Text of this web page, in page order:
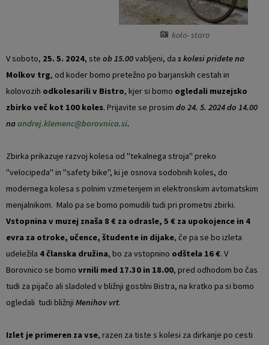
kolo- staro
V soboto, 25. 5. 2024, ste ob 15.00vabljeni, da s kolesi pridete na
Molkov trg, od koder bomo pretežno po barjanskih cestah in
kolovozih odkolesarili v Bistro, kjer si bomo ogledali muzejsko
zbirko več kot 100 koles. Prijavite se prosim do 24. 5. 2024 do 14.00
naandrej.klemenc@borovnica.si.
Zbirka prikazuje razvoj kolesa od "tekalnega stroja" preko
"velocipeda" in "safety bike", ki je osnova sodobnih koles, do
modernega kolesa s polnim vzmetenjem in elektronskim avtomatskim
menjalnikom. Malo pa se bomo pomudili tudi pri prometni zbirki.
Vstopnina v muzej znaša 8 € za odrasle, 5 € za upokojence in 4
evra za otroke, učence, študente in dijake, če pa se bo izleta
udeležila 4 članska družina, bo za vstopnino odštela 16 €. V
Borovnico se bomo vrnili med 17.30 in 18.00, pred odhodom bo čas
tudi za pijačo ali sladoled v bližnji gostilni Bistra, na kratko pa si bomo
ogledali tudi bližnji Menihov vrt.
Izlet je primeren za vse, razen za tiste s kolesi za dirkanje po cesti
Organigram
Varstvo osebnih podatkov
Strateški dokumenti
Notranja prijava po Zakonu o zaščiti prijaviteljev
Zero waste občina
Občinski časopis
Proračun občine